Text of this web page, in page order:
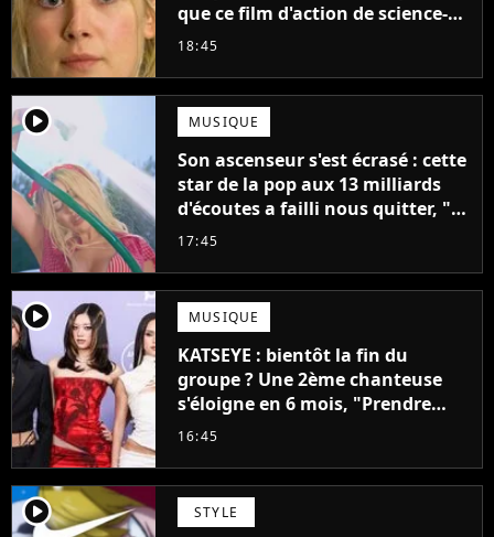
que ce film d'action de science-
fiction avec Dwayne Johnson
18:45
player2 MUSIQUE
Son ascenseur s'est écrasé : cette
star de la pop aux 13 milliards
d'écoutes a failli nous quitter, "Je
pensais ne plus jamais chanter"
17:45
player2 MUSIQUE
KATSEYE : bientôt la fin du
groupe ? Une 2ème chanteuse
s'éloigne en 6 mois, "Prendre
cette décision n’a pas été facile"
16:45
player2 STYLE